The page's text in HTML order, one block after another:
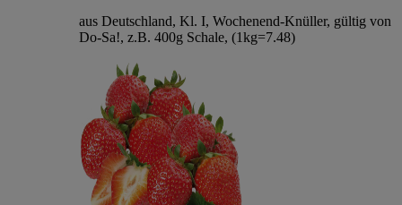
aus Deutschland, Kl. I, Wochenend-Knüller, gültig von
Do-Sa!, z.B. 400g Schale, (1kg=7.48)